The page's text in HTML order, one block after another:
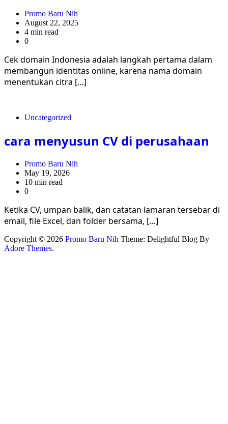
Promo Baru Nih
August 22, 2025
4 min read
0
Cek domain Indonesia adalah langkah pertama dalam
membangun identitas online, karena nama domain
menentukan citra […]
Uncategorized
cara menyusun CV di perusahaan
Promo Baru Nih
May 19, 2026
10 min read
0
Ketika CV, umpan balik, dan catatan lamaran tersebar di
email, file Excel, dan folder bersama, […]
Copyright © 2026 Promo Baru Nih Theme: Delightful Blog By
Adore Themes.